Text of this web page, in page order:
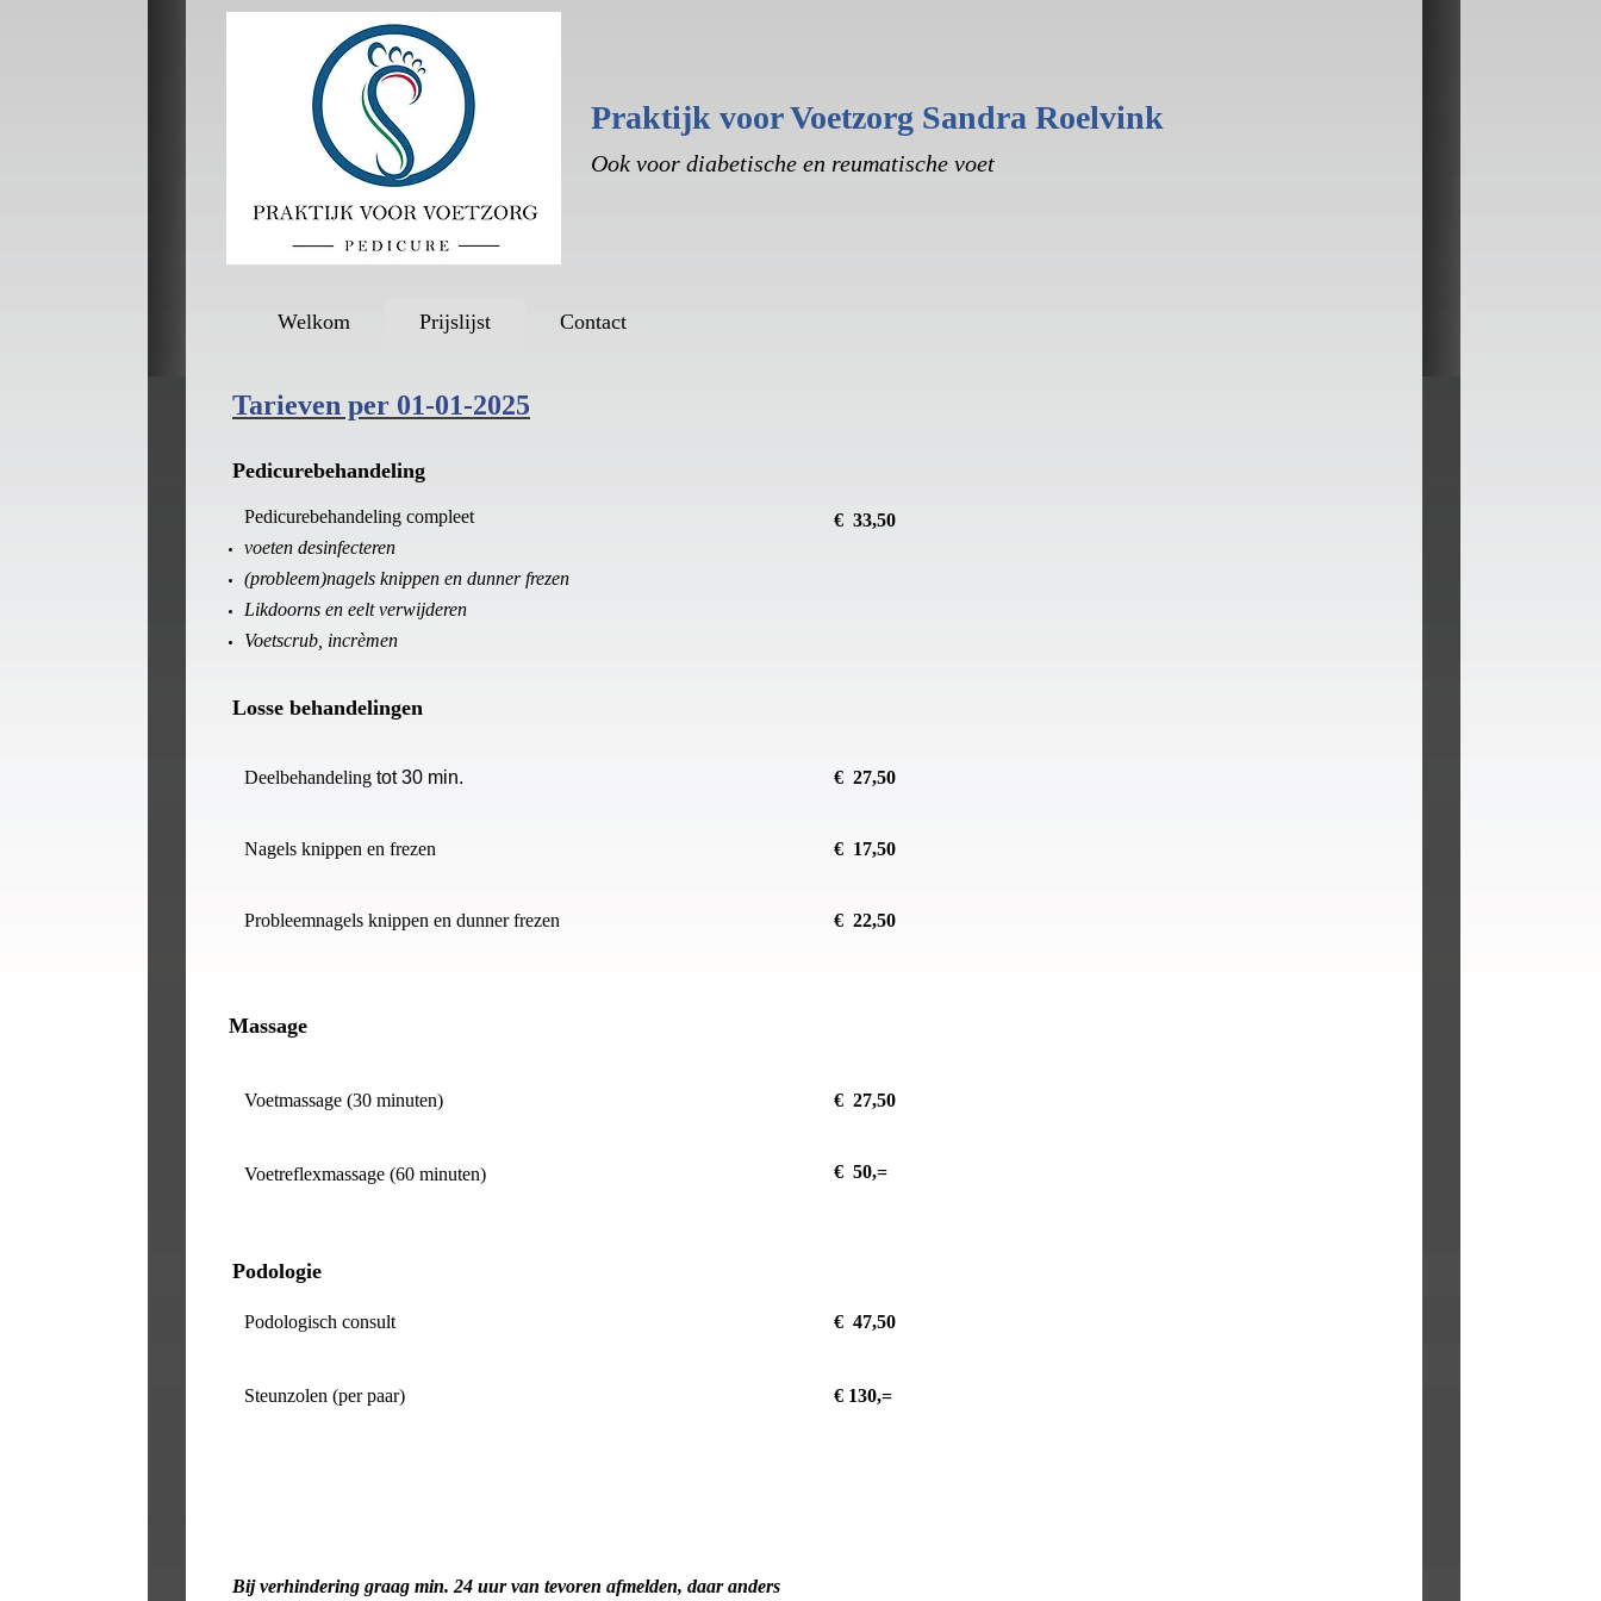
Praktijk voor Voetzorg ​ Sandra Roelvink
Ook voor diabetische en reumatische voet
Welkom Prijslijst Contact
Tarieven per 01-01-2025
Pedicurebehandeling
Pedicurebehandeling compleet
voeten desinfecteren
(probleem)nagels knippen en dunner frezen
Likdoorns en eelt verwijderen
Voetscrub, incrèmen
€ 33,50
Losse behandelingen
Deelbehandeling tot 30 min.
Nagels knippen en frezen
Probleemnagels knippen en dunner frezen
€ 27,50
€ 17,50
€ 22,50
Massage
Voetmassage (30 minuten)
Voetreflexmassage (60 minuten)
€ 27,50
€ 50,=
Podologie
Podologisch consult
Steunzolen (per paar)
€ 47,50
€ 130,=
Bij verhindering graag min. 24 uur van tevoren afmelden, daar anders